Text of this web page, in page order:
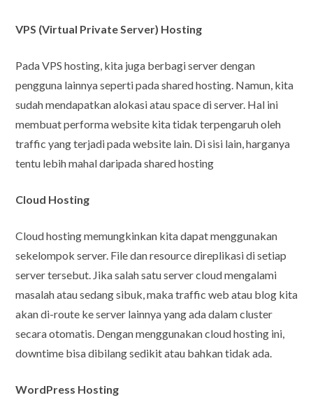
VPS (Virtual Private Server) Hosting
Pada VPS hosting, kita juga berbagi server dengan
pengguna lainnya seperti pada shared hosting. Namun, kita
sudah mendapatkan alokasi atau space di server. Hal ini
membuat performa website kita tidak terpengaruh oleh
traffic yang terjadi pada website lain. Di sisi lain, harganya
tentu lebih mahal daripada shared hosting
Cloud Hosting
Cloud hosting memungkinkan kita dapat menggunakan
sekelompok server. File dan resource direplikasi di setiap
server tersebut. Jika salah satu server cloud mengalami
masalah atau sedang sibuk, maka traffic web atau blog kita
akan di-route ke server lainnya yang ada dalam cluster
secara otomatis. Dengan menggunakan cloud hosting ini,
downtime bisa dibilang sedikit atau bahkan tidak ada.
WordPress Hosting